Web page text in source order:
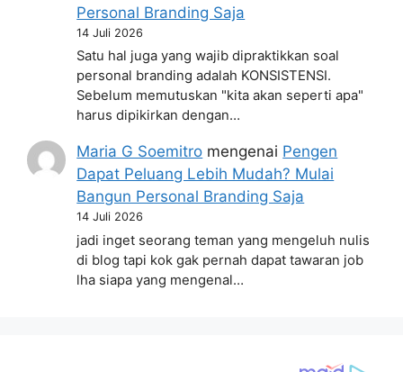
Personal Branding Saja
14 Juli 2026
Satu hal juga yang wajib dipraktikkan soal
personal branding adalah KONSISTENSI.
Sebelum memutuskan "kita akan seperti apa"
harus dipikirkan dengan…
Maria G Soemitro mengenai Pengen
Dapat Peluang Lebih Mudah? Mulai
Bangun Personal Branding Saja
14 Juli 2026
jadi inget seorang teman yang mengeluh nulis
di blog tapi kok gak pernah dapat tawaran job
lha siapa yang mengenal…